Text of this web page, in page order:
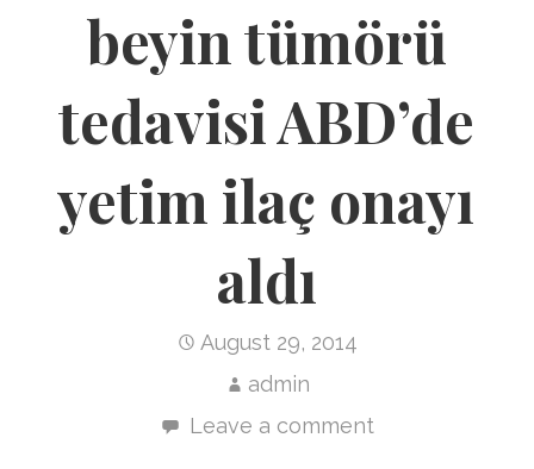
beyin tümörü
tedavisi ABD’de
yetim ilaç onayı
aldı
August 29, 2014
admin
Leave a comment